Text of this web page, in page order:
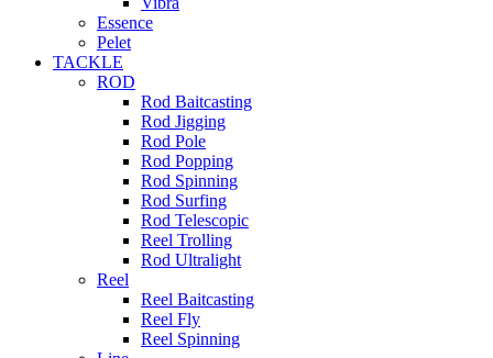
Essence
Pelet
TACKLE
ROD
Rod Baitcasting
Rod Jigging
Rod Pole
Rod Popping
Rod Spinning
Rod Surfing
Rod Telescopic
Reel Trolling
Rod Ultralight
Reel
Reel Baitcasting
Reel Fly
Reel Spinning